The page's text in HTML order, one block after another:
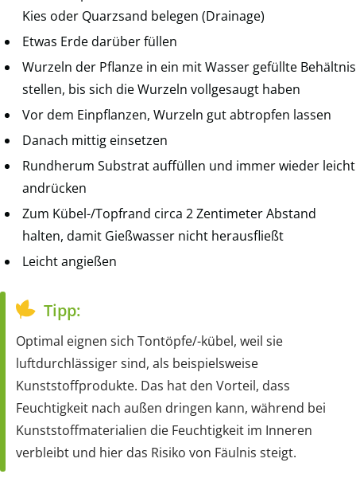
Kies oder Quarzsand belegen (Drainage)
Etwas Erde darüber füllen
Wurzeln der Pflanze in ein mit Wasser gefüllte Behältnis
stellen, bis sich die Wurzeln vollgesaugt haben
Vor dem Einpflanzen, Wurzeln gut abtropfen lassen
Danach mittig einsetzen
Rundherum Substrat auffüllen und immer wieder leicht
andrücken
Zum Kübel-/Topfrand circa 2 Zentimeter Abstand
halten, damit Gießwasser nicht herausfließt
Leicht angießen
Tipp:
Optimal eignen sich Tontöpfe/-kübel, weil sie
luftdurchlässiger sind, als beispielsweise
Kunststoffprodukte. Das hat den Vorteil, dass
Feuchtigkeit nach außen dringen kann, während bei
Kunststoffmaterialien die Feuchtigkeit im Inneren
verbleibt und hier das Risiko von Fäulnis steigt.